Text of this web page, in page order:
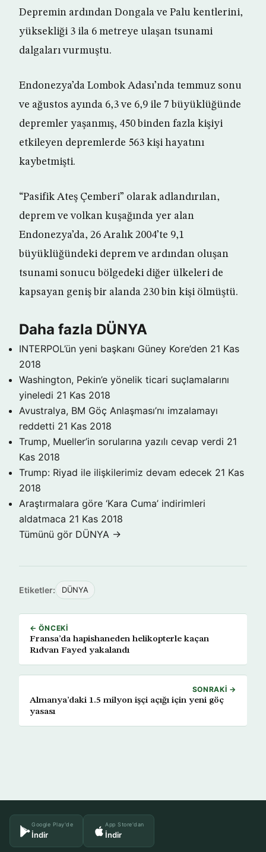
Depremin ardından Dongala ve Palu kentlerini,
yüksekliği 3 ila 6 metreye ulaşan tsunami
dalgaları vurmuştu.
Endonezya’da Lombok Adası’nda temmuz sonu
ve ağustos ayında 6,3 ve 6,9 ile 7 büyüklüğünde
depremler yaşanmış, 450 binden fazla kişiyi
etkileyen depremlerde 563 kişi hayatını
kaybetmişti.
“Pasifik Ateş Çemberi” olarak adlandırılan,
deprem ve volkan kuşağında yer alan
Endonezya’da, 26 Aralık 2004’te 9,1
büyüklüğündeki deprem ve ardından oluşan
tsunami sonucu bölgedeki diğer ülkeleri de
kapsayan geniş bir alanda 230 bin kişi ölmüştü.
Daha fazla DÜNYA
INTERPOL’ün yeni başkanı Güney Kore’den 21 Kas
2018
Washington, Pekin’e yönelik ticari suçlamalarını
yineledi 21 Kas 2018
Avustralya, BM Göç Anlaşması’nı imzalamayı
reddetti 21 Kas 2018
Trump, Mueller’in sorularına yazılı cevap verdi 21
Kas 2018
Trump: Riyad ile ilişkilerimiz devam edecek 21 Kas
2018
Araştırmalara göre ‘Kara Cuma’ indirimleri
aldatmaca 21 Kas 2018
Tümünü gör DÜNYA →
Etiketler: DÜNYA
← ÖNCEKI
Fransa’da hapishaneden helikopterle kaçan
Rıdvan Fayed yakalandı
SONRAKI →
Almanya’daki 1.5 milyon işçi açığı için yeni göç
yasası
Google Play'de
İndir
App Store'dan
İndir